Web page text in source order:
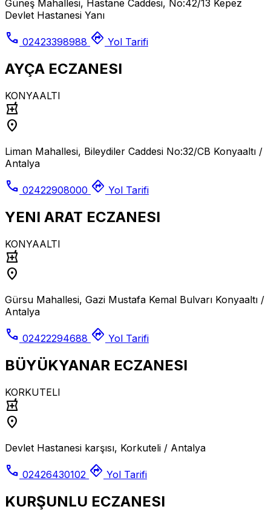
Güneş Mahallesi, Hastane Caddesi, No:42/13 Kepez
Devlet Hastanesi Yanı
call 02423398988 directions Yol Tarifi
AYÇA ECZANESI
KONYAALTI
local_pharmacy
location_on
Liman Mahallesi, Bileydiler Caddesi No:32/CB Konyaaltı /
Antalya
call 02422908000 directions Yol Tarifi
YENI ARAT ECZANESI
KONYAALTI
local_pharmacy
location_on
Gürsu Mahallesi, Gazi Mustafa Kemal Bulvarı Konyaaltı /
Antalya
call 02422294688 directions Yol Tarifi
BÜYÜKYANAR ECZANESI
KORKUTELI
local_pharmacy
location_on
Devlet Hastanesi karşısı, Korkuteli / Antalya
call 02426430102 directions Yol Tarifi
KURŞUNLU ECZANESI